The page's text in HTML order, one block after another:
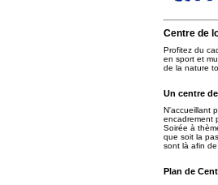
Centre de
Profitez du
en sport et
de la nature
Un centre
N'accueillant
encadrement
Soirée à
que soit la
sont là afin
Plan de